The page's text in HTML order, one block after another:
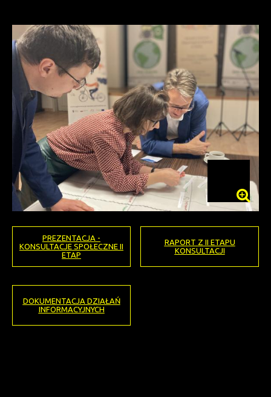
PREZENTACJA -
KONSULTACJE SPOŁECZNE II
ETAP
RAPORT Z II ETAPU
KONSULTACJI
DOKUMENTACJA DZIAŁAŃ
INFORMACYJNYCH